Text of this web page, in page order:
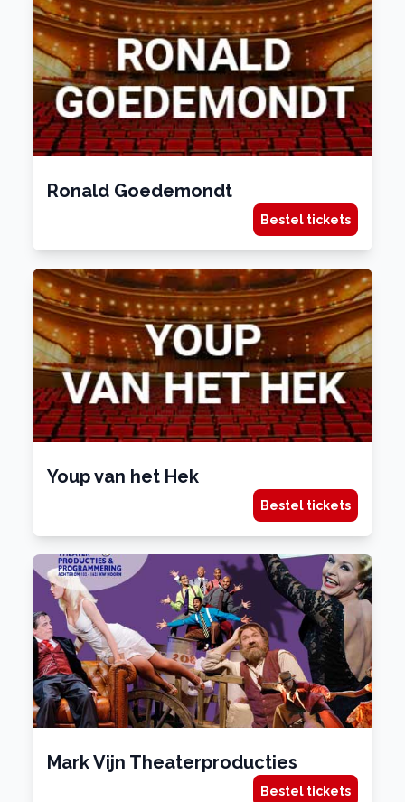
Ronald Goedemondt
Bestel tickets
Youp van het Hek
Bestel tickets
Mark Vijn Theaterproducties
Bestel tickets